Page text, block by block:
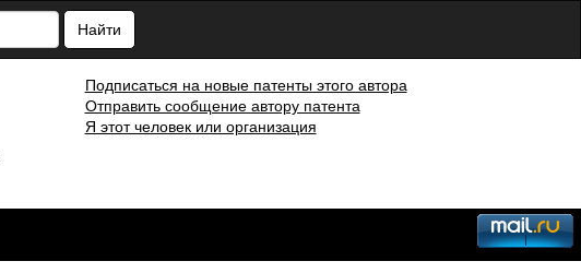
Найти
Подписаться на новые патенты этого автора
Отправить сообщение автору патента
Я этот человек или организация